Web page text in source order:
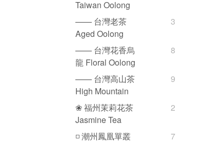
Taiwan Oolong
—— 台灣老茶
Aged Oolong
3
—— 台灣花香烏
龍 Floral Oolong
8
—— 台灣高山茶
High Mountain
9
❀ 福州茉莉花茶
Jasmine Tea
2
◽️ 潮州鳳凰單叢
7